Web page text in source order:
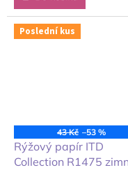
Poslední kus
43 Kč –53 %
Rýžový papír ITD
Collection R1475